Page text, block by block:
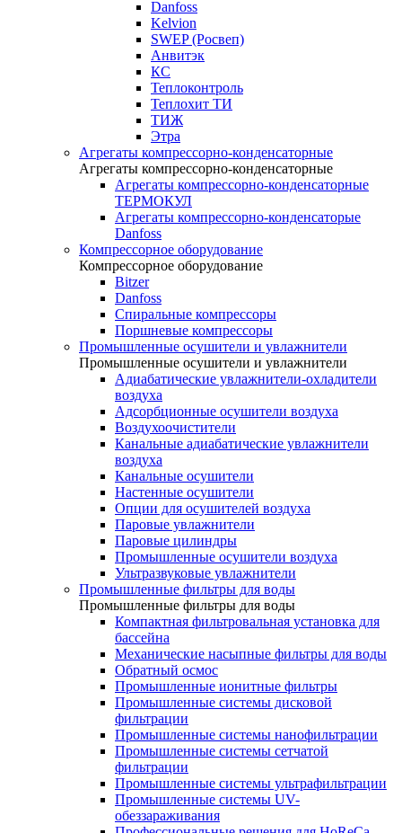
Danfoss
Kelvion
SWEP (Росвеп)
Анвитэк
КС
Теплоконтроль
Теплохит ТИ
ТИЖ
Этра
Агрегаты компрессорно-конденсаторные
Агрегаты компрессорно-конденсаторные
Агрегаты компрессорно-конденсаторные
ТЕРМОКУЛ
Агрегаты компрессорно-конденсаторые
Danfoss
Компрессорное оборудование
Компрессорное оборудование
Bitzer
Danfoss
Спиральные компрессоры
Поршневые компрессоры
Промышленные осушители и увлажнители
Промышленные осушители и увлажнители
Адиабатические увлажнители-охладители
воздуха
Адсорбционные осушители воздуха
Воздухоочистители
Канальные адиабатические увлажнители
воздуха
Канальные осушители
Настенные осушители
Опции для осушителей воздуха
Паровые увлажнители
Паровые цилиндры
Промышленные осушители воздуха
Ультразвуковые увлажнители
Промышленные фильтры для воды
Промышленные фильтры для воды
Компактная фильтровальная установка для
бассейна
Механические насыпные фильтры для воды
Обратный осмос
Промышленные ионитные фильтры
Промышленные системы дисковой
фильтрации
Промышленные системы нанофильтрации
Промышленные системы сетчатой
фильтрации
Промышленные системы ультрафильтрации
Промышленные системы UV-
обеззараживания